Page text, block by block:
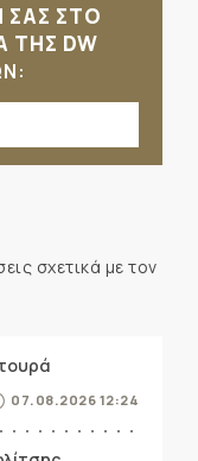
ΣΑΣ ΣΤΟ
DW
σχετικά με τον
07.08.2026 12:24